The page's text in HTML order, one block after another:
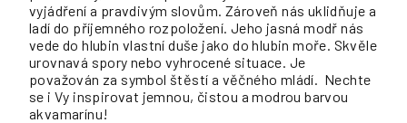
vyjádření a pravdivým slovům. Zároveň nás uklidňuje a
ladí do příjemného rozpoložení. Jeho jasná modř nás
vede do hlubin vlastní duše jako do hlubin moře. Skvěle
urovnavá spory nebo vyhrocené situace. Je
považován za symbol štěstí a věčného mládí. Nechte
se i Vy inspirovat jemnou, čistou a modrou barvou
akvamarínu!